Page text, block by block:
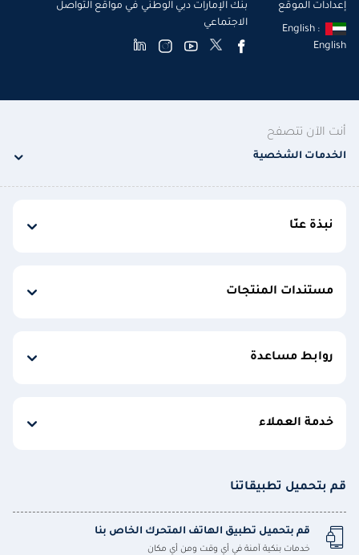
إعدادات الموقع
English :
English
بنك الإمارات دبي الوطني في مواقع التواصل
الاجتماعي
أنت الآن تتصفح
الخدمات الشخصية
نبذة عنّا
مستندات المنتجات
روابط مساعدة
خدمة العملاء
قم بتحميل تطبيقاتنا
قم بتحميل تطبيق الهاتف المتحرك الخاص بنا
خدمات بنكية آمنة في أي وقت ومن أي مكان